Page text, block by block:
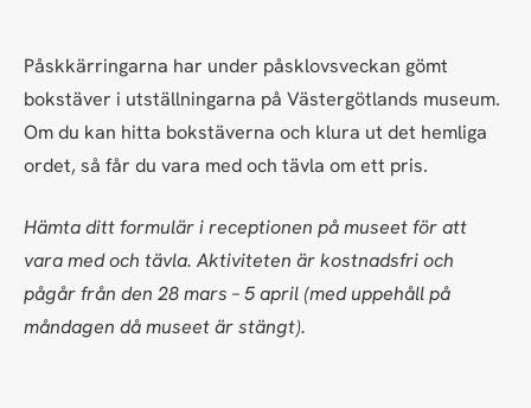
Påskkärringarna har under påsklovsveckan gömt
bokstäver i utställningarna på Västergötlands museum.
Om du kan hitta bokstäverna och klura ut det hemliga
ordet, så får du vara med och tävla om ett pris.
Hämta ditt formulär i receptionen på museet för att
vara med och tävla. Aktiviteten är kostnadsfri och
pågår från den 28 mars – 5 april (med uppehåll på
måndagen då museet är stängt).